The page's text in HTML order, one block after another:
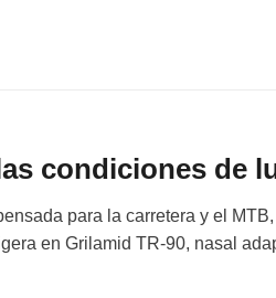
condiciones de
para la carretera y el
en Grilamid TR-90, nasal